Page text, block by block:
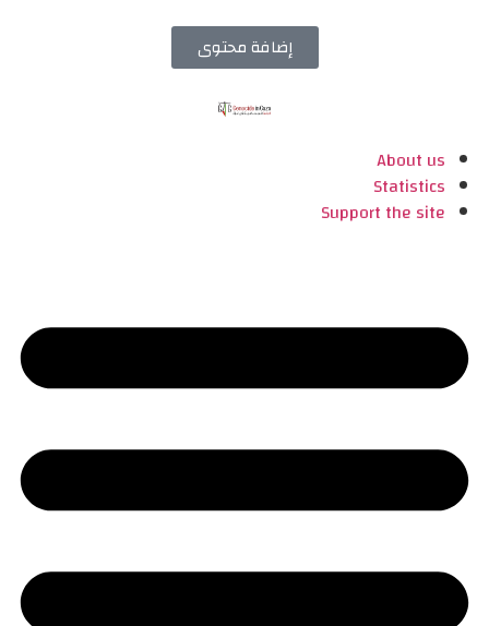
إضافة محتوى
About us
Statistics
Support the site